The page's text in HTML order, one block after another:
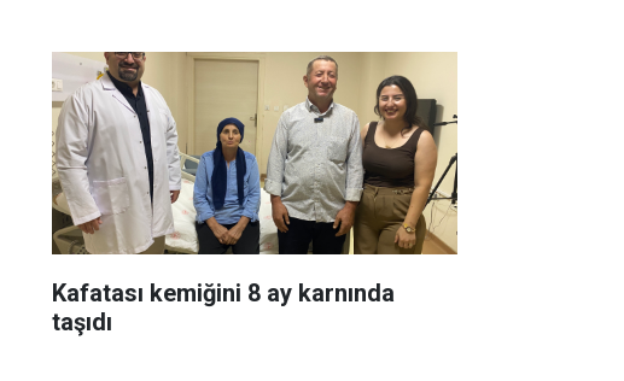
Kafatası kemiğini 8 ay karnında
taşıdı